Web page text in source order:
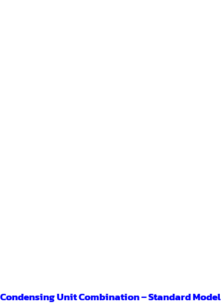
Condensing Unit Combination – Standard Model